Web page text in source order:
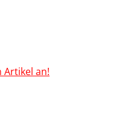
Artikel an!